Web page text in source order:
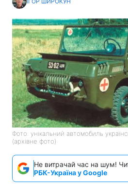
Фото: унікальний автомобиль
(архівне фото)
Не витрачай час на шум!
РБК-Україна у Google